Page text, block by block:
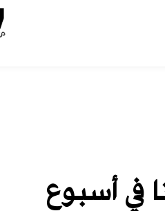
في أسبوع